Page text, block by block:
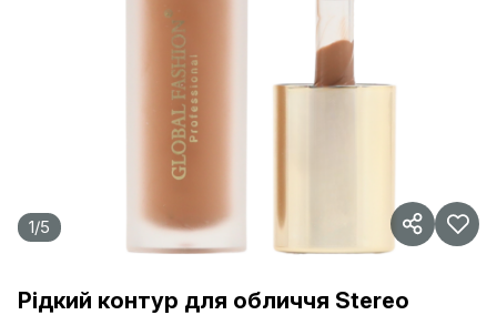
1/5
Рідкий контур для обличчя Stereo